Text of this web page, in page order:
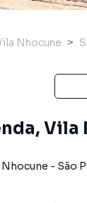
Nhocune
Vila
Nhocune - São